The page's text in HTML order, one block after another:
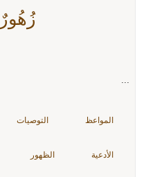
...
المواعظ التوصيات
الأدعية الظهور